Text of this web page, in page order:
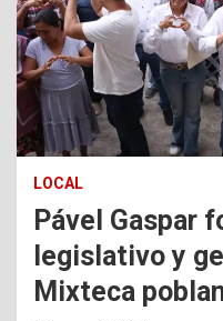
LOCAL
Pável Gaspar
legislativo y
Mixteca